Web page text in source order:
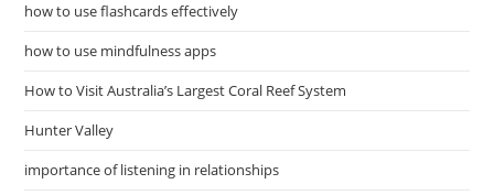
how to use flashcards effectively
how to use mindfulness apps
How to Visit Australia’s Largest Coral Reef System
Hunter Valley
importance of listening in relationships